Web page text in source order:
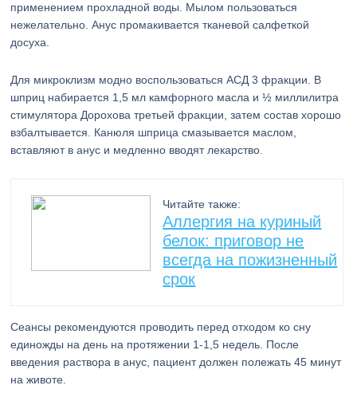
применением прохладной воды. Мылом пользоваться
нежелательно. Анус промакивается тканевой салфеткой
досуха.
Для микроклизм модно воспользоваться АСД 3 фракции. В
шприц набирается 1,5 мл камфорного масла и ½ миллилитра
стимулятора Дорохова третьей фракции, затем состав хорошо
взбалтывается. Канюля шприца смазывается маслом,
вставляют в анус и медленно вводят лекарство.
Читайте также:
Аллергия на куриный
белок: приговор не
всегда на пожизненный
срок
Сеансы рекомендуются проводить перед отходом ко сну
единожды на день на протяжении 1-1,5 недель. После
введения раствора в анус, пациент должен полежать 45 минут
на животе.